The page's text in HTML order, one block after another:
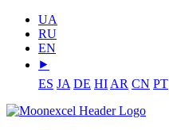
UA
RU
EN
⯈
ES JA DE HI AR CN PT